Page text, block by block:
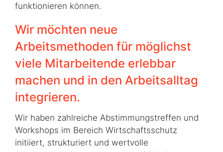
funktionieren können.
Wir möchten neue
Arbeitsmethoden für möglichst
viele Mitarbeitende erlebbar
machen und in den Arbeitsalltag
integrieren.
Wir haben zahlreiche Abstimmungstreffen und
Workshops im Bereich Wirtschaftsschutz
initiiert, strukturiert und wertvolle